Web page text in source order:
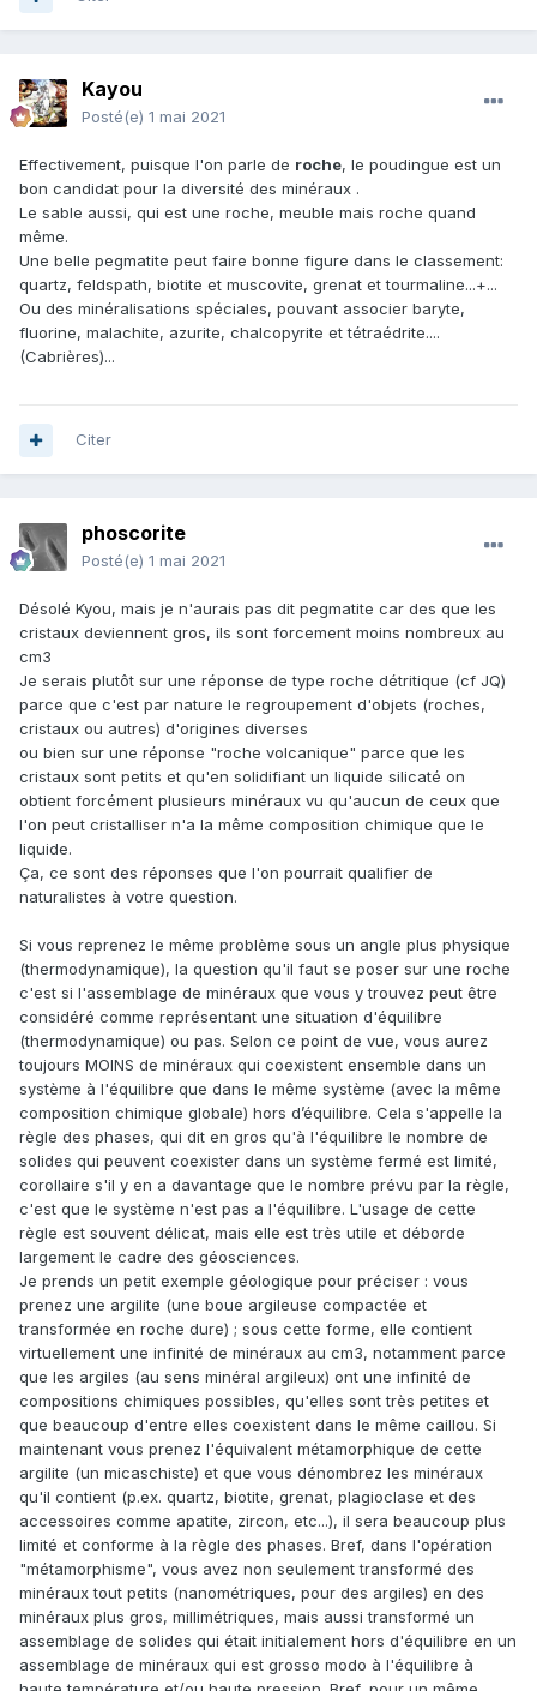
Kayou
Posté(e) 1 mai 2021
Effectivement, puisque l'on parle de roche, le poudingue est un
bon candidat pour la diversité des minéraux .
Le sable aussi, qui est une roche, meuble mais roche quand
même.
Une belle pegmatite peut faire bonne figure dans le classement:
quartz, feldspath, biotite et muscovite, grenat et tourmaline...+...
Ou des minéralisations spéciales, pouvant associer baryte,
fluorine, malachite, azurite, chalcopyrite et tétraédrite....
(Cabrières)...
Citer
phoscorite
Posté(e) 1 mai 2021
Désolé Kyou, mais je n'aurais pas dit pegmatite car des que les
cristaux deviennent gros, ils sont forcement moins nombreux au
cm3
Je serais plutôt sur une réponse de type roche détritique (cf JQ)
parce que c'est par nature le regroupement d'objets (roches,
cristaux ou autres) d'origines diverses
ou bien sur une réponse "roche volcanique" parce que les
cristaux sont petits et qu'en solidifiant un liquide silicaté on
obtient forcément plusieurs minéraux vu qu'aucun de ceux que
l'on peut cristalliser n'a la même composition chimique que le
liquide.
Ça, ce sont des réponses que l'on pourrait qualifier de
naturalistes à votre question.
Si vous reprenez le même problème sous un angle plus physique
(thermodynamique), la question qu'il faut se poser sur une roche
c'est si l'assemblage de minéraux que vous y trouvez peut être
considéré comme représentant une situation d'équilibre
(thermodynamique) ou pas. Selon ce point de vue, vous aurez
toujours MOINS de minéraux qui coexistent ensemble dans un
système à l'équilibre que dans le même système (avec la même
composition chimique globale) hors d’équilibre. Cela s'appelle la
règle des phases, qui dit en gros qu'à l'équilibre le nombre de
solides qui peuvent coexister dans un système fermé est limité,
corollaire s'il y en a davantage que le nombre prévu par la règle,
c'est que le système n'est pas a l'équilibre. L'usage de cette
règle est souvent délicat, mais elle est très utile et déborde
largement le cadre des géosciences.
Je prends un petit exemple géologique pour préciser : vous
prenez une argilite (une boue argileuse compactée et
transformée en roche dure) ; sous cette forme, elle contient
virtuellement une infinité de minéraux au cm3, notamment parce
que les argiles (au sens minéral argileux) ont une infinité de
compositions chimiques possibles, qu'elles sont très petites et
que beaucoup d'entre elles coexistent dans le même caillou. Si
maintenant vous prenez l'équivalent métamorphique de cette
argilite (un micaschiste) et que vous dénombrez les minéraux
qu'il contient (p.ex. quartz, biotite, grenat, plagioclase et des
accessoires comme apatite, zircon, etc...), il sera beaucoup plus
limité et conforme à la règle des phases. Bref, dans l'opération
"métamorphisme", vous avez non seulement transformé des
minéraux tout petits (nanométriques, pour des argiles) en des
minéraux plus gros, millimétriques, mais aussi transformé un
assemblage de solides qui était initialement hors d'équilibre en un
assemblage de minéraux qui est grosso modo à l'équilibre à